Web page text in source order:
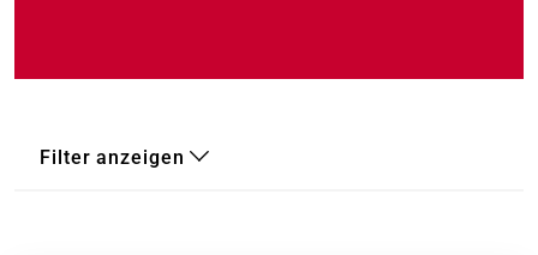
Filter anzeigen